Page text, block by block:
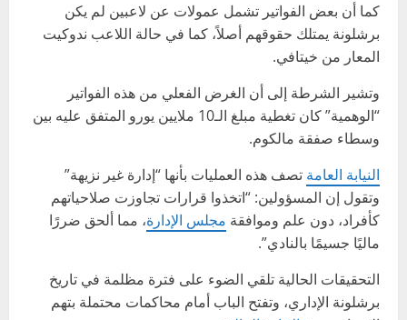
كما أن بعض الفواتير تشمل عمولات عن لاعبين لم يكن
برشلونة يمتلك حقوقهم أصلاً، كما في حالة اللاعب ندوكيت
المعار من خيتافي.
وتشير الشرطة إلى أن الغرض الفعلي من هذه الفواتير
“الوهمية” كان تغطية مبلغ الـ10 ملايين يورو المتفق عليه بين
وسطاء صفقة مالكوم.
النيابة العامة تصف هذه العمليات بأنها “إدارة غير نزيهة”
وتقول إن المسؤولين: “اتخذوا قرارات تجاوزت صلاحياتهم
كأفراد، دون علم وموافقة مجلس الإدارة، مما ألحق ضررًا
ماليًا جسيمًا بالنادي”.
التحقيقات الحالية تلقي الضوء على فترة مظلمة في تاريخ
برشلونة الإداري، وتفتح الباب أمام محاكمات محتملة بتهم